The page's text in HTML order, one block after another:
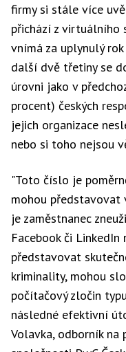
firmy si stále více
přichází z virtuálního
vnímá za uplynulý
další dvě třetiny se
úrovni jako v
procent) českých
jejich organizace
nebo si toho nejsou
"Toto číslo je
mohou představovat
je zaměstnanec
Facebook či LinkedIn
představovat
kriminality, mohou
počítačový zločin
následné efektivní
Volavka, odborník